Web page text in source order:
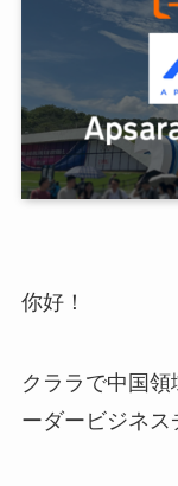
你好！
クララで中国
ーダービジネス